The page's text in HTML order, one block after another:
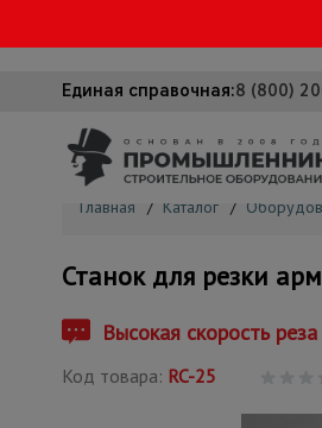
Единая справочная:8 (800)
Вышки-
Подмости
Сетка,
Главная / Каталог /
Станок для резки
Высокая скорость
Код товара: RC-25